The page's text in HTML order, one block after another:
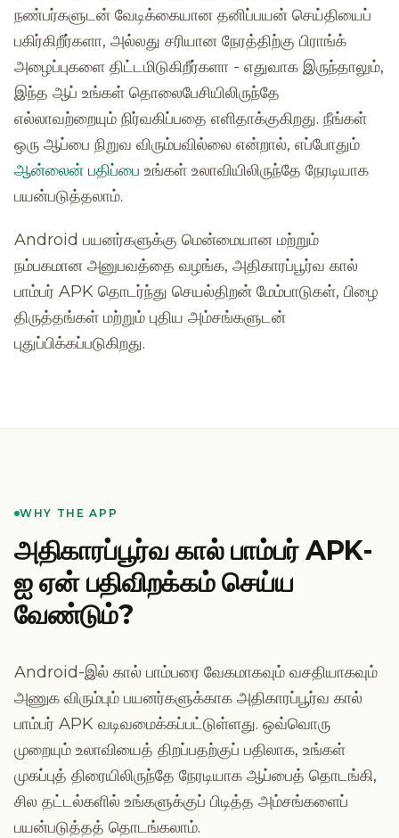
நண்பர்களுடன் வேடிக்கையான தனிப்பயன் செய்தியைப்
பகிர்கிறீர்களா, அல்லது சரியான நேரத்திற்கு பிராங்க்
அழைப்புகளை திட்டமிடுகிறீர்களா - எதுவாக இருந்தாலும்,
இந்த ஆப் உங்கள் தொலைபேசியிலிருந்தே
எல்லாவற்றையும் நிர்வகிப்பதை எளிதாக்குகிறது. நீங்கள்
ஒரு ஆப்பை நிறுவ விரும்பவில்லை என்றால், எப்போதும்
ஆன்லைன் பதிப்பை உங்கள் உலாவியிலிருந்தே நேரடியாக
பயன்படுத்தலாம்.
Android பயனர்களுக்கு மென்மையான மற்றும்
நம்பகமான அனுபவத்தை வழங்க, அதிகாரப்பூர்வ கால்
பாம்பர் APK தொடர்ந்து செயல்திறன் மேம்பாடுகள், பிழை
திருத்தங்கள் மற்றும் புதிய அம்சங்களுடன்
புதுப்பிக்கப்படுகிறது.
WHY THE APP
அதிகாரப்பூர்வ கால் பாம்பர் APK-
ஐ ஏன் பதிவிறக்கம் செய்ய
வேண்டும்?
Android-இல் கால் பாம்பரை வேகமாகவும் வசதியாகவும்
அணுக விரும்பும் பயனர்களுக்காக அதிகாரப்பூர்வ கால்
பாம்பர் APK வடிவமைக்கப்பட்டுள்ளது. ஒவ்வொரு
முறையும் உலாவியைத் திறப்பதற்குப் பதிலாக, உங்கள்
முகப்புத் திரையிலிருந்தே நேரடியாக ஆப்பைத் தொடங்கி,
சில தட்டல்களில் உங்களுக்குப் பிடித்த அம்சங்களைப்
பயன்படுத்தத் தொடங்கலாம்.